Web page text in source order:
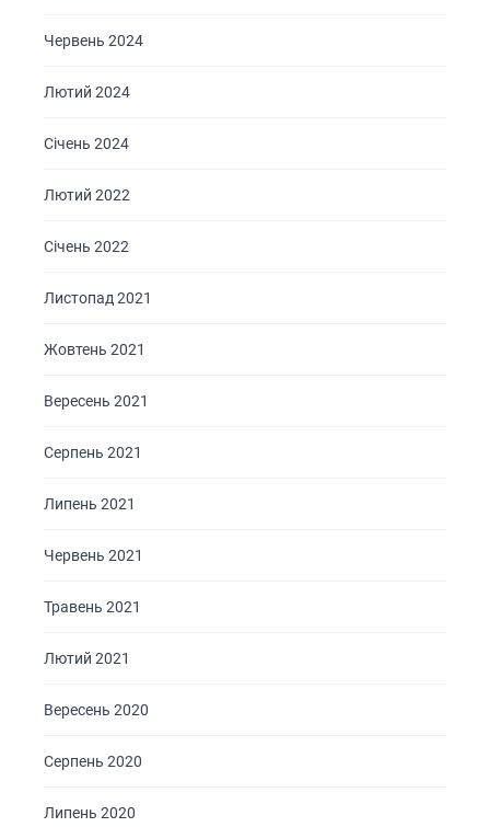
Червень 2024
Лютий 2024
Січень 2024
Лютий 2022
Січень 2022
Листопад 2021
Жовтень 2021
Вересень 2021
Серпень 2021
Липень 2021
Червень 2021
Травень 2021
Лютий 2021
Вересень 2020
Серпень 2020
Липень 2020
ГОЛОВНА
ПРО НАС
БРИФИ
КАР’ЄРА